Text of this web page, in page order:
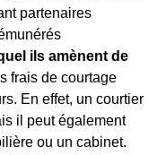
partenaires
ils amènent de
frais de courtage
En effet, un courtier
il peut également
ou un cabinet.